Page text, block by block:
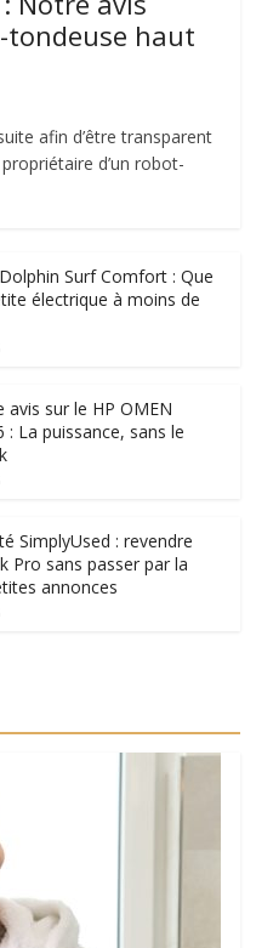
haut
afin d’être transparent
d’un robot-
Surf Comfort : Que
électrique à moins de
avis sur le HP OMEN
: La puissance, sans le
SimplyUsed : revendre
Pro sans passer par la
annonces